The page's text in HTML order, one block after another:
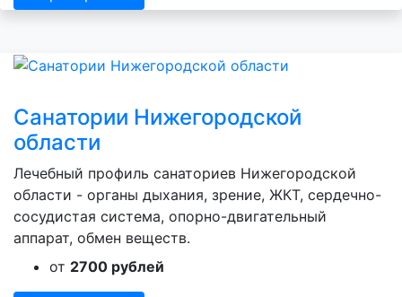
Санатории Нижегородской
области
Лечебный профиль санаториев Нижегородской
области - органы дыхания, зрение, ЖКТ, сердечно-
сосудистая система, опорно-двигательный
аппарат, обмен веществ.
от 2700 рублей